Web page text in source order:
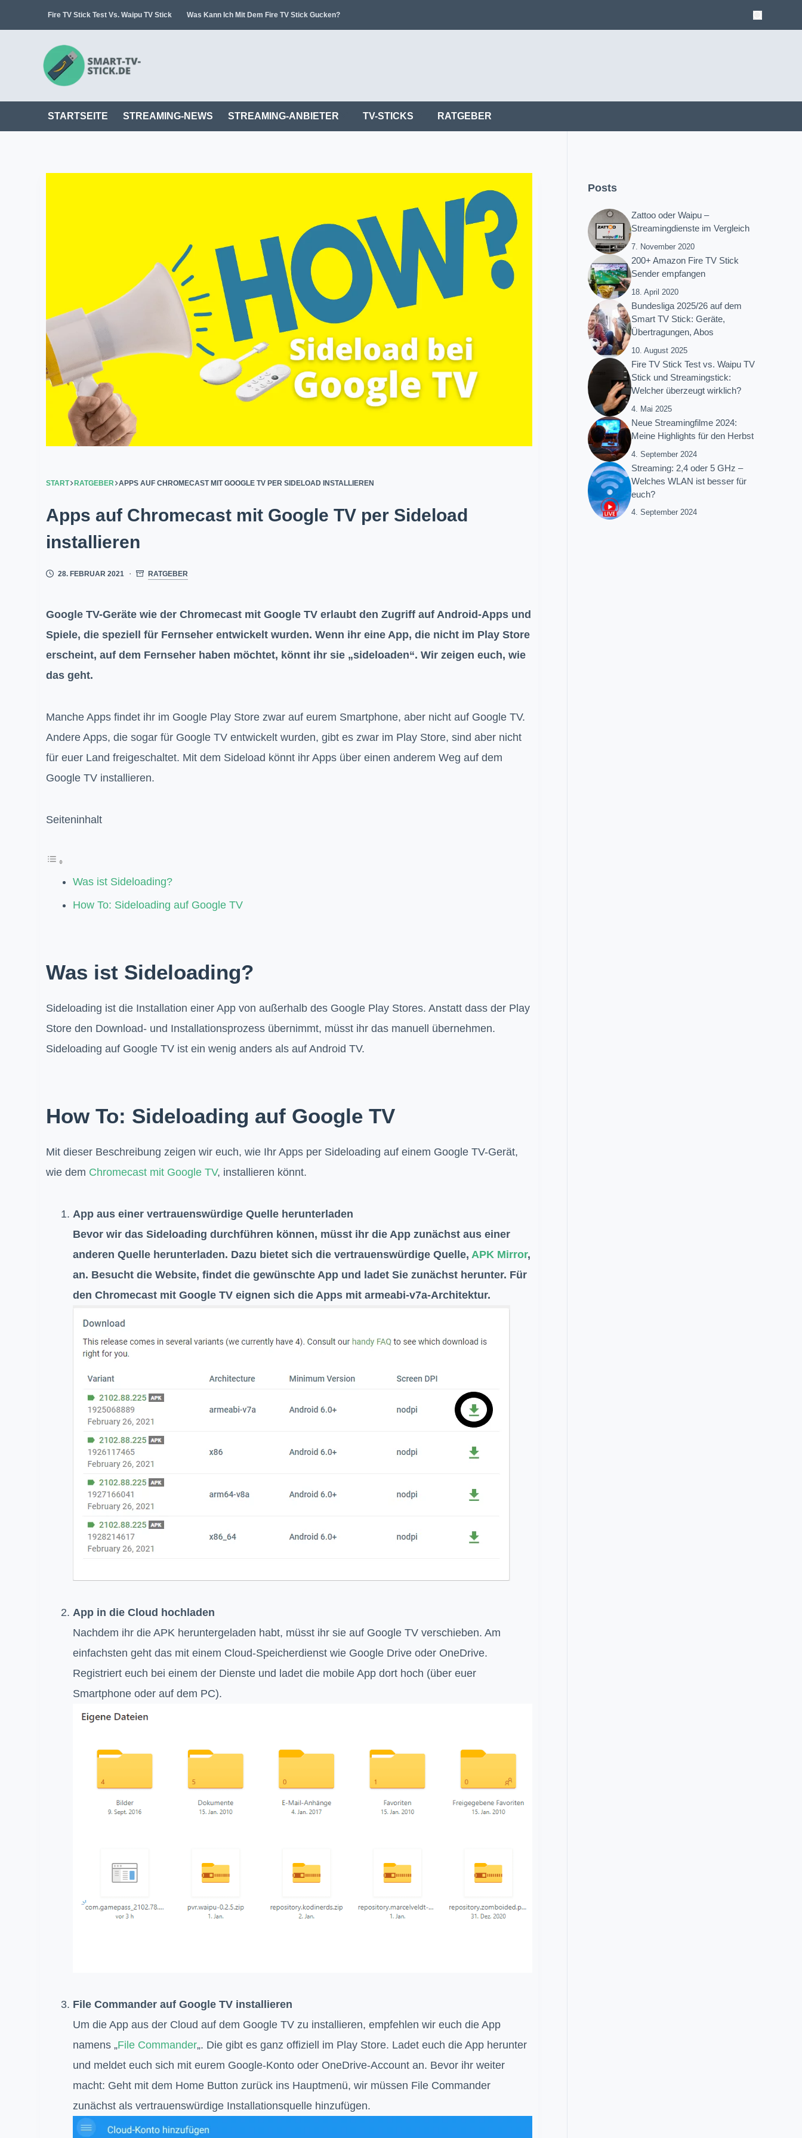
Inhalt
Fire TV Stick Test Vs. Waipu TV Stick Was Kann Ich Mit Dem Fire TV Stick Gucken?
STARTSEITE STREAMING-NEWS STREAMING-ANBIETER TV-STICKS RATGEBER
START RATGEBER APPS AUF CHROMECAST MIT GOOGLE TV PER SIDELOAD INSTALLIEREN
Apps auf Chromecast mit Google TV per Sideload
installieren
28. FEBRUAR 2021 RATGEBER
Google TV-Geräte wie der Chromecast mit Google TV erlaubt den Zugriff auf Android-Apps und
Spiele, die speziell für Fernseher entwickelt wurden. Wenn ihr eine App, die nicht im Play Store
erscheint, auf dem Fernseher haben möchtet, könnt ihr sie „sideloaden“. Wir zeigen euch, wie
das geht.
Manche Apps findet ihr im Google Play Store zwar auf eurem Smartphone, aber nicht auf Google TV.
Andere Apps, die sogar für Google TV entwickelt wurden, gibt es zwar im Play Store, sind aber nicht
für euer Land freigeschaltet. Mit dem Sideload könnt ihr Apps über einen anderem Weg auf dem
Google TV installieren.
Seiteninhalt
Was ist Sideloading?
How To: Sideloading auf Google TV
Was ist Sideloading?
Sideloading ist die Installation einer App von außerhalb des Google Play Stores. Anstatt dass der Play
Store den Download- und Installationsprozess übernimmt, müsst ihr das manuell übernehmen.
Sideloading auf Google TV ist ein wenig anders als auf Android TV.
How To: Sideloading auf Google TV
Mit dieser Beschreibung zeigen wir euch, wie Ihr Apps per Sideloading auf einem Google TV-Gerät,
wie dem Chromecast mit Google TV, installieren könnt.
App aus einer vertrauenswürdige Quelle herunterladen
Bevor wir das Sideloading durchführen können, müsst ihr die App zunächst aus einer
anderen Quelle herunterladen. Dazu bietet sich die vertrauenswürdige Quelle,APK Mirror,
an. Besucht die Website, findet die gewünschte App und ladet Sie zunächst herunter. Für
den Chromecast mit Google TV eignen sich die Apps mit armeabi-v7a-Architektur.
App in die Cloud hochladen
Nachdem ihr die APK heruntergeladen habt, müsst ihr sie auf Google TV verschieben. Am
einfachsten geht das mit einem Cloud-Speicherdienst wie Google Drive oder OneDrive.
Registriert euch bei einem der Dienste und ladet die mobile App dort hoch (über euer
Smartphone oder auf dem PC).
File Commander auf Google TV installieren
Um die App aus der Cloud auf dem Google TV zu installieren, empfehlen wir euch die App
namens „File Commander„. Die gibt es ganz offiziell im Play Store. Ladet euch die App herunter
und meldet euch sich mit eurem Google-Konto oder OneDrive-Account an. Bevor ihr weiter
macht: Geht mit dem Home Button zurück ins Hauptmenü, wir müssen File Commander
zunächst als vertrauenswürdige Installationsquelle hinzufügen.
Posts
Zattoo oder Waipu –
Streamingdienste im Vergleich
7. November 2020
200+ Amazon Fire TV Stick
Sender empfangen
18. April 2020
Bundesliga 2025/26 auf dem
Smart TV Stick: Geräte,
Übertragungen, Abos
10. August 2025
Fire TV Stick Test vs. Waipu TV
Stick und Streamingstick:
Welcher überzeugt wirklich?
4. Mai 2025
Neue Streamingfilme 2024:
Meine Highlights für den Herbst
4. September 2024
Streaming: 2,4 oder 5 GHz –
Welches WLAN ist besser für
euch?
4. September 2024